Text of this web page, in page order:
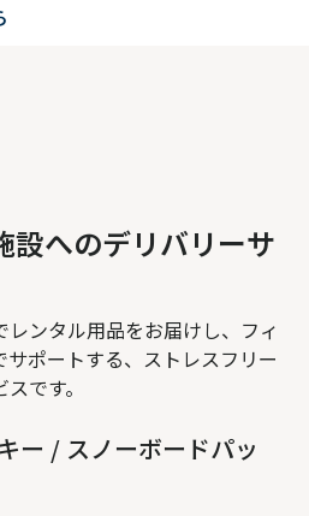
へのデリバリーサ
ンタル用品をお届けし、フィ
サポートする、ストレスフリー
です。
ー / スノーボードパッ